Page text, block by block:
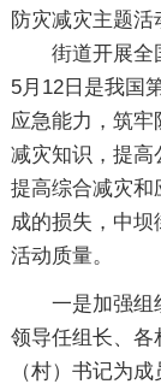
防灾减灾主题活
街道开展全
5月12日是我国
应急能力，筑牢
减灾知识，提高
提高综合减灾和
成的损失，中
活动质量。
一是加强组
领导任组长、各
（村）书记为